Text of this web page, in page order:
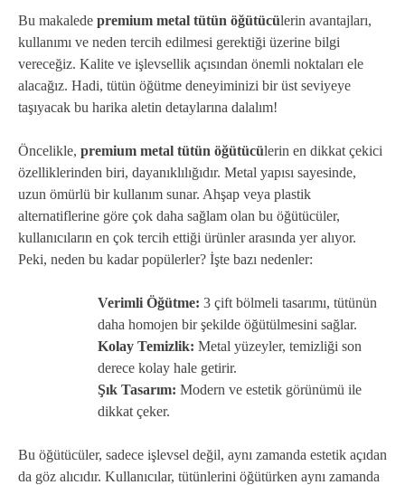
Bu makalede premium metal tütün öğütücülerin avantajları,
kullanımı ve neden tercih edilmesi gerektiği üzerine bilgi
vereceğiz. Kalite ve işlevsellik açısından önemli noktaları ele
alacağız. Hadi, tütün öğütme deneyiminizi bir üst seviyeye
taşıyacak bu harika aletin detaylarına dalalım!
Öncelikle, premium metal tütün öğütücülerin en dikkat çekici
özelliklerinden biri, dayanıklılığıdır. Metal yapısı sayesinde,
uzun ömürlü bir kullanım sunar. Ahşap veya plastik
alternatiflerine göre çok daha sağlam olan bu öğütücüler,
kullanıcıların en çok tercih ettiği ürünler arasında yer alıyor.
Peki, neden bu kadar popülerler? İşte bazı nedenler:
Verimli Öğütme: 3 çift bölmeli tasarımı, tütünün
daha homojen bir şekilde öğütülmesini sağlar.
Kolay Temizlik: Metal yüzeyler, temizliği son
derece kolay hale getirir.
Şık Tasarım: Modern ve estetik görünümü ile
dikkat çeker.
Bu öğütücüler, sadece işlevsel değil, aynı zamanda estetik açıdan
da göz alıcıdır. Kullanıcılar, tütünlerini öğütürken aynı zamanda